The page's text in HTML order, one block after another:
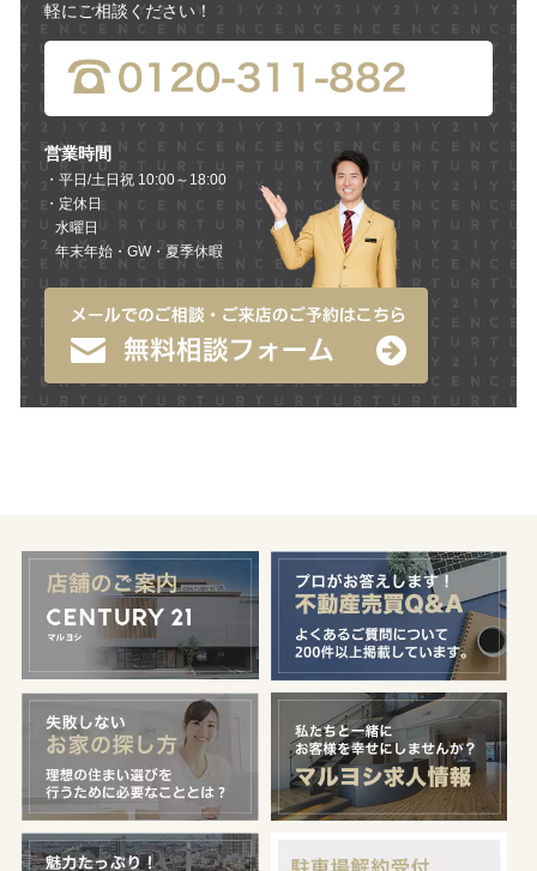
軽にご相談ください！
営業時間
・平日/土日祝 10:00～18:00
・定休日
水曜日
年末年始・GW・夏季休暇